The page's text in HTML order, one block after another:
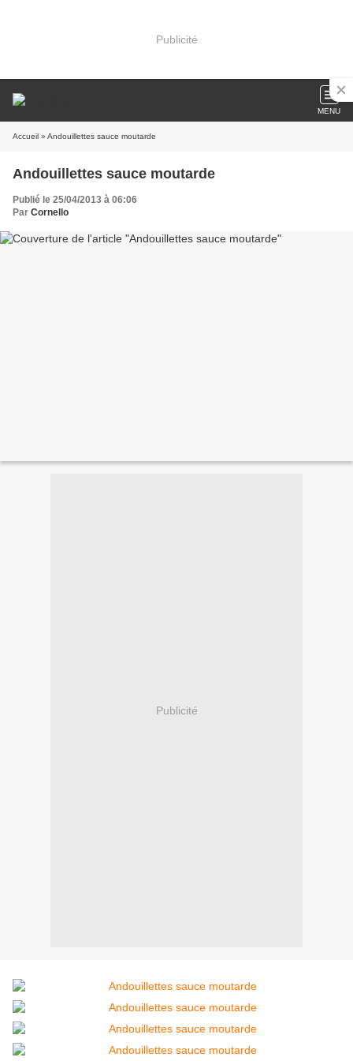
Publicité
MENU
Accueil » Andouillettes sauce moutarde
Andouillettes sauce moutarde
Publié le 25/04/2013 à 06:06
Par Cornello
Publicité